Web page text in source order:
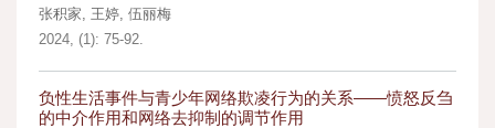
张积家, 王婷, 伍丽梅
2024, (1): 75-92.
负性生活事件与青少年网络欺凌行为的关系——愤怒反刍
的中介作用和网络去抑制的调节作用